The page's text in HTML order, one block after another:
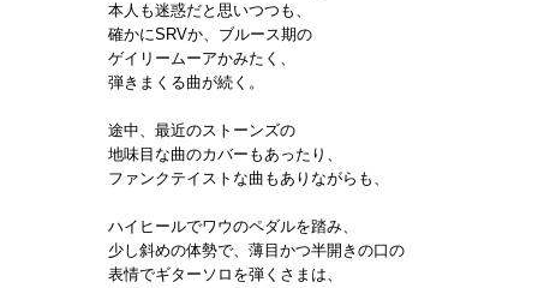
本人も迷惑だと思いつつも、
確かにSRVか、ブルース期の
ゲイリームーアかみたく、
弾きまくる曲が続く。
途中、最近のストーンズの
地味目な曲のカバーもあったり、
ファンクテイストな曲もありながらも、
ハイヒールでワウのペダルを踏み、
少し斜めの体勢で、薄目かつ半開きの口の
表情でギターソロを弾くさまは、